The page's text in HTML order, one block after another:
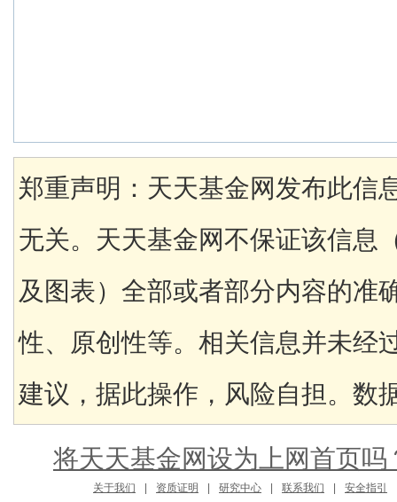
郑重声明：天天基金网发布此信
无关。天天基金网不保证该信息
及图表）全部或者部分内容的准
性、原创性等。相关信息并未经
建议，据此操作，风险自担。数
将天天基金网设为上网首页吗
关于我们 资质证明 研究中心 联系我们 安全指引